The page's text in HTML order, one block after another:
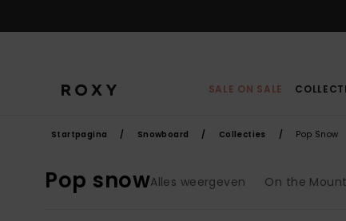
selectie
SALE ON SALE
Startpagina Snowboard Collecties Pop Snow
Pop snowAlles weergeven On the